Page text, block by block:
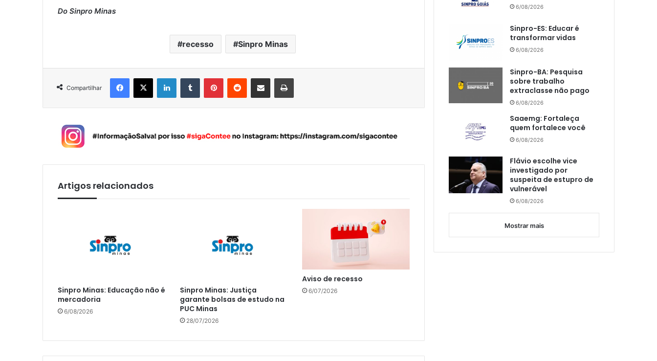
Do Sinpro Minas
recesso Sinpro Minas
Compartilhar
Artigos relacionados
Sinpro Minas: Educação não é
mercadoria
6/08/2026
Sinpro Minas: Justiça
garante bolsas de estudo na
PUC Minas
28/07/2026
Aviso de recesso
6/07/2026
6/08/2026
Sinpro-ES: Educar é
transformar vidas
6/08/2026
Sinpro-BA: Pesquisa
sobre trabalho
extraclasse não pago
6/08/2026
Saaemg: Fortaleça
quem fortalece você
6/08/2026
Flávio escolhe vice
investigado por
suspeita de estupro de
vulnerável
6/08/2026
Mostrar mais